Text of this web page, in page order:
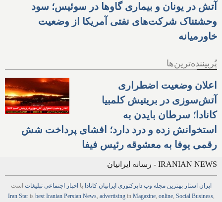
آتش در یونان و بیماری گاوها در سوئیس؛ سود
وحشتناک شرکت‌های نفتی آمریکا از وضعیت
خاورمیانه
پُربیننده‌ترین‌ها
اعلان وضعیت اضطراری
آتش‌سوزی در بریتیش کلمبیا
کانادا؛ سرطان بایدن به
استخوانش زده و درد دارد؛ افشای پرداخت شش
رقمی یوفا به معشوقه رئیس فیفا
IRANIAN NEWS - رسانه ایرانیان
ایران استار بهترین مجله وب دایرکتوری ایرانیان کانادا بااخبار اجتماعی تبلیغات است
Iran Staris best Iranian Persian News, advertisingin Magazine, online, Social Business,